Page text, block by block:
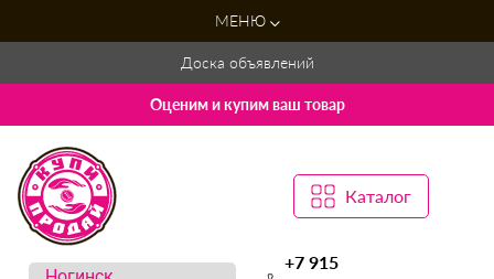
МЕНЮ
Доска объявлений
Оценим и купим ваш товар
Каталог
+7 915